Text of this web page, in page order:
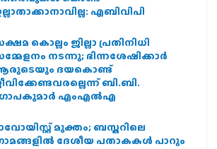
എബിവിപി
കൊല്ലം ജില്ലാ പ്രതിനിധി
നടന്നു; ഭിന്നശേഷിക്കാർ
ദയകൊണ്ട്
ബി.ബി.
എംഎൽഎ
മുക്തം; ബസ്തറിലെ
ദേശീയ പതാകകള്‍ പാറും